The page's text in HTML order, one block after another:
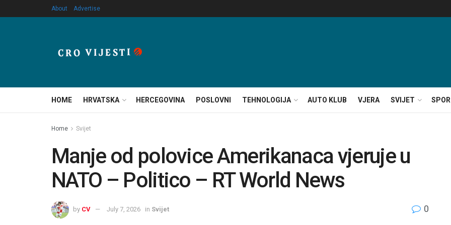
About Advertise
HOME HRVATSKA HERCEGOVINA POSLOVNI TEHNOLOGIJA AUTO KLUB VJERA SVIJET
Home Svijet
Manje od polovice Amerikanaca vjeruje u
NATO – Politico – RT World News
by CV July 7, 2026 in Svijet 0